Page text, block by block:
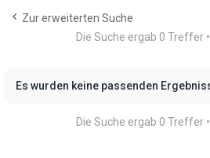
Zur erweiterten Suche
Die Suche ergab 0 Treffer
Es wurden keine passenden
Die Suche ergab 0 Treffer